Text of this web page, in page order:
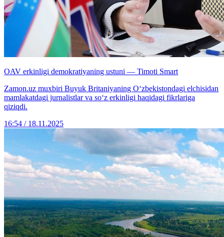
OAV erkinligi demokratiyaning ustuni — Timoti Smart
Zamon.uz muxbiri Buyuk Britaniyaning O‘zbekistondagi elchisidan
mamlakatdagi jurnalistlar va so‘z erkinligi haqidagi fikrlariga
qiziqdi.
16:54 / 18.11.2025